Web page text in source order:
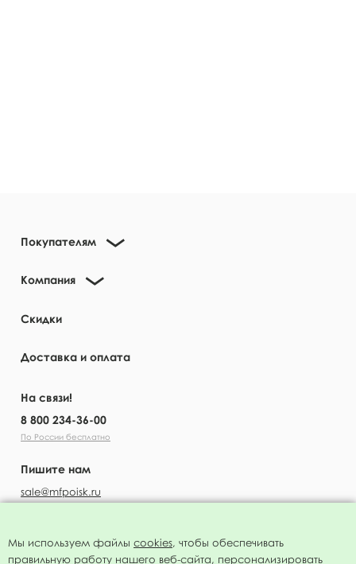
Покупателям
Компания
Скидки
Доставка и оплата
На связи!
8 800 234-36-00
По России бесплатно
Пишите нам
sale@mfpoisk.ru
УЗНАВАЙТЕ ПЕРВЫМИ О НОВОСТЯХ
Мы используем файлы cookies, чтобы обеспечивать
правильную работу нашего веб-сайта, персонализировать